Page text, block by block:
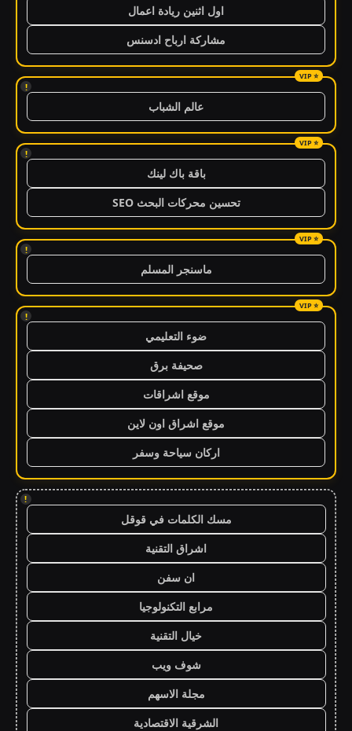
اول اثنين ريادة اعمال
مشاركة ارباح ادسنس
!
عالم الشباب
!
باقة باك لينك
تحسين محركات البحث SEO
!
ماسنجر المسلم
!
ضوء التعليمي
صحيفة برق
موقع اشراقات
موقع اشراق اون لاين
اركان سياحة وسفر
!
مسك الكلمات في قوقل
اشراق التقنية
ان سفن
مرابع التكنولوجيا
خيال التقنية
شوف ويب
مجلة الاسهم
الشرقية الاقتصادية